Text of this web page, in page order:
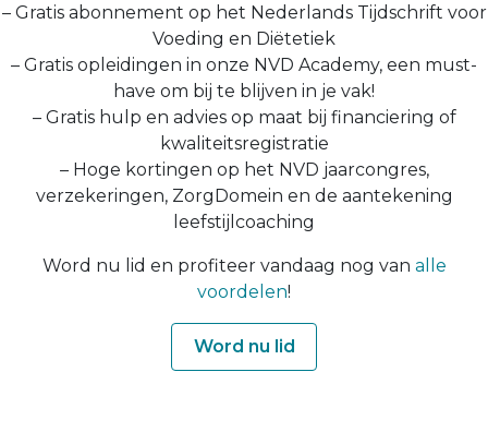
– Gratis abonnement op het Nederlands Tijdschrift voor
Voeding en Diëtetiek
– Gratis opleidingen in onze NVD Academy, een must-
have om bij te blijven in je vak!
– Gratis hulp en advies op maat bij financiering of
kwaliteitsregistratie
– Hoge kortingen op het NVD jaarcongres,
verzekeringen, ZorgDomein en de aantekening
leefstijlcoaching
Word nu lid en profiteer vandaag nog van alle
voordelen!
Word nu lid